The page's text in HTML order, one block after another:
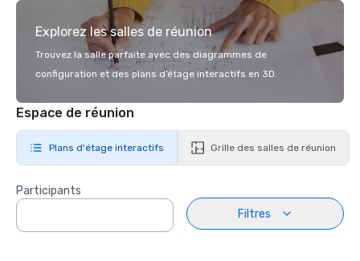
Explorez les salles de réunion
Trouvez la salle parfaite avec des diagrammes de
configuration et des plans d’étage interactifs en 3D.
Espace de réunion
Plans d'étage interactifs Grille des salles de réunion
Participants
Filtres